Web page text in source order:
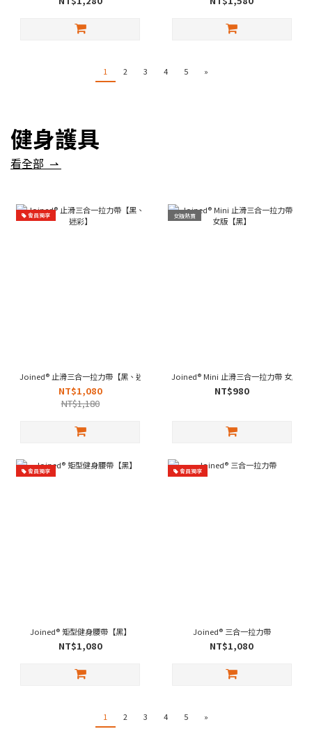
1 2 3 4 5 »
健身護具
看全部 ⇀
會員獨享
Joined® 止滑三合一拉力帶【黑、迷彩】
NT$1,080
NT$1,180
女版熱賣
Joined® Mini 止滑三合一拉力帶 女版【
NT$980
會員獨享
Joined® 矩型健身腰帶【黑】
NT$1,080
會員獨享
Joined® 三合一拉力帶
NT$1,080
1 2 3 4 5 »